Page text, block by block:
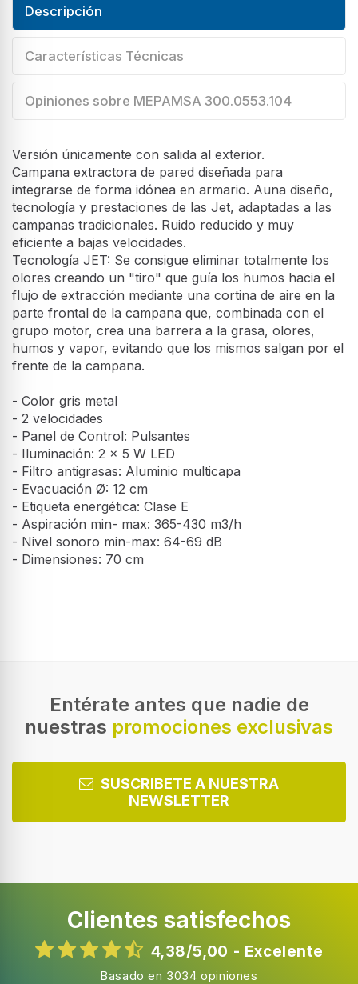
Descripción
Características Técnicas
Opiniones sobre MEPAMSA 300.0553.104
Versión únicamente con salida al exterior.
Campana extractora de pared diseñada para
integrarse de forma idónea en armario. Auna diseño,
tecnología y prestaciones de las Jet, adaptadas a las
campanas tradicionales. Ruido reducido y muy
eficiente a bajas velocidades.
Tecnología JET: Se consigue eliminar totalmente los
olores creando un "tiro" que guía los humos hacia el
flujo de extracción mediante una cortina de aire en la
parte frontal de la campana que, combinada con el
grupo motor, crea una barrera a la grasa, olores,
humos y vapor, evitando que los mismos salgan por el
frente de la campana.
- Color gris metal
- 2 velocidades
- Panel de Control: Pulsantes
- Iluminación: 2 x 5 W LED
- Filtro antigrasas: Aluminio multicapa
- Evacuación Ø: 12 cm
- Etiqueta energética: Clase E
- Aspiración min- max: 365-430 m3/h
- Nivel sonoro min-max: 64-69 dB
- Dimensiones: 70 cm
Clasificación de eficiencia lumínica
Nivel de ruido (baja velocidad)
69 dB
Presión (Pa)
Entérate antes que nadie de
nuestras promociones exclusivas
SUSCRIBETE A NUESTRA
NEWSLETTER
Clientes satisfechos
4,38/5,00 - Excelente
Basado en 3034 opiniones